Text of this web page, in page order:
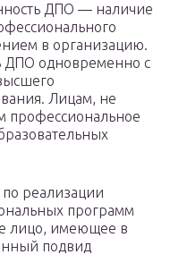
ДПО — наличие
в организацию.
ДПО одновременно с
Лицам, не
по реализации
программ
лицо, имеющее в
подвид